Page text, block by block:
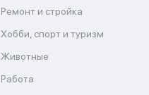
Ремонт и стройка
Хобби, спорт и туризм
Животные
Работа